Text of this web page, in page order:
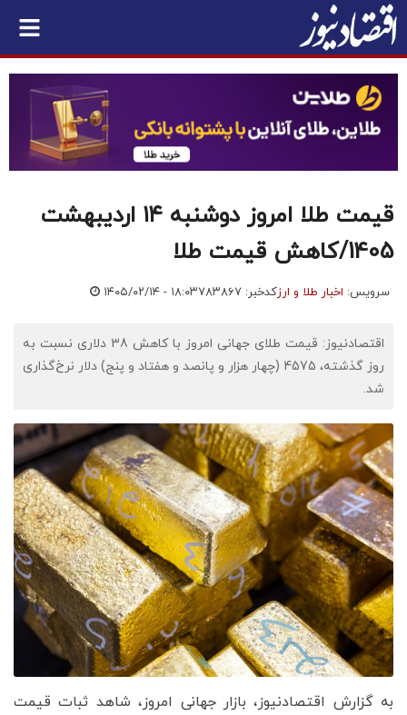
قیمت طلا امروز دوشنبه ۱۴ اردیبهشت
1405/کاهش قیمت طلا
سرویس: اخبار طلا و ارزکدخبر: ۷۸۳۸۶۷ ۱۴۰۵/۰۲/۱۴ - ۱۸:۰۳
اقتصادنیوز: قیمت طلای جهانی امروز با کاهش 38 دلاری نسبت به
روز گذشته، 4575 (چهار هزار و پانصد و هفتاد و پنج) دلار نرخ‌گذاری
شد.​
به گزارش اقتصادنیوز، بازار جهانی امروز، شاهد ثبات قیمت‌‌‌‌